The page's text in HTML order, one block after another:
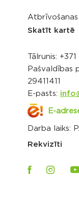
Atbrīvošanas
Skatīt kartē
Tālrunis:
Pašvaldības
29411411
E-pasts:
E-
Darba laiks:
Rekvizīti